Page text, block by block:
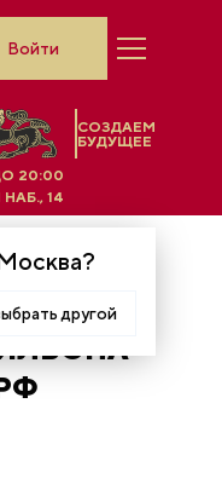
СОЗДАЕМ
БУДУЩЕЕ
?
другой
20:00
14
Войти